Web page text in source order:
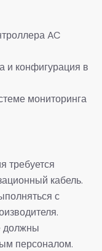
AC
и конфигурация в
мониторинга
требуется
кабель.
с
должны
персоналом.